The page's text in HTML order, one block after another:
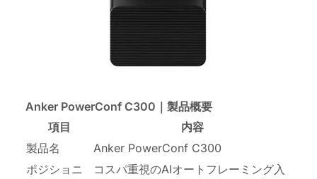
Anker PowerConf C300｜製品概要
項目
内容
製品名
Anker PowerConf C300
ポジショニ
コスパ重視のAIオートフレーミング入